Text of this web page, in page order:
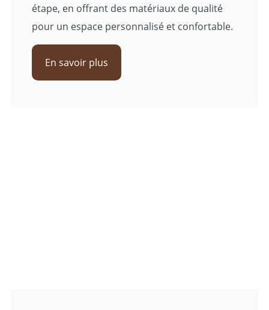
étape, en offrant des matériaux de qualité
pour un espace personnalisé et confortable.
En savoir plus